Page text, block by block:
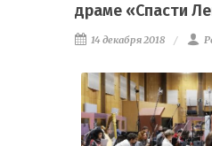
драме «Спасти
14 декабря 2018